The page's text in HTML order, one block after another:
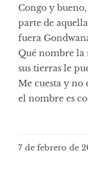
Congo y
parte de
fuera
Qué nombre la
sus tierras le
Me cuesta y no
el nombre es
7 de febrero de